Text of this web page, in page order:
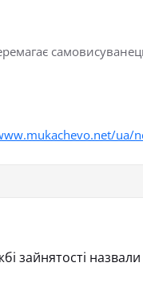
ua/
зайнятості